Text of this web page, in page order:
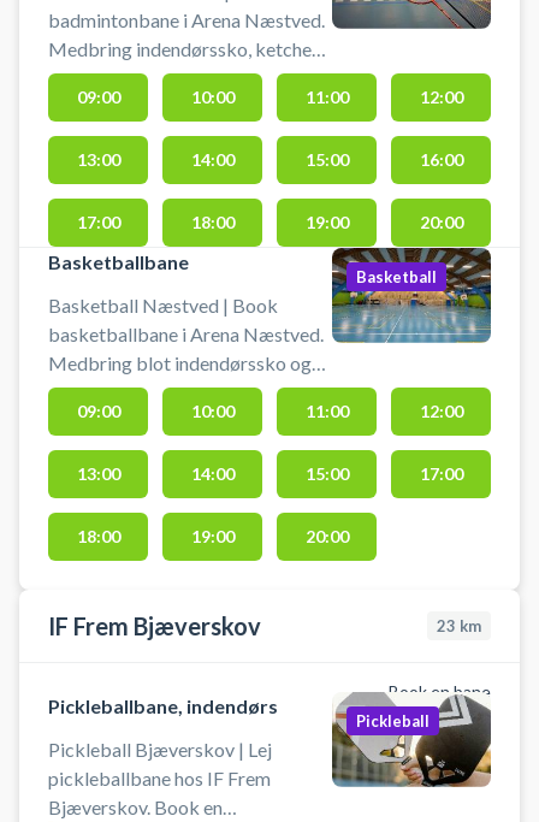
badmintonbane i Arena Næstved.
Medbring indendørssko, ketcher
og bolde. Lej badmintonbane og
spil badminton i Næstved på en af
de mange badmintonbaner hos
Arena Næstved.
09:00 10:00 11:00 12:00
13:00 14:00 15:00 16:00
17:00 18:00 19:00 20:00
Basketballbane
Basketball Næstved | Book
basketballbane i Arena Næstved.
Medbring blot indendørssko og
bold selv. Lej en basketbane og
spil basket i Næstved på en af de
indendørs basketballbaner i
Arenaen i Næstved.
Basketball
09:00 10:00 11:00 12:00
13:00 14:00 15:00 17:00
18:00 19:00 20:00
IF Frem Bjæverskov 23 km
Book en bane
Pickleballbane, indendørs
Pickleball Bjæverskov | Lej
pickleballbane hos IF Frem
Bjæverskov. Book en
Pickleball